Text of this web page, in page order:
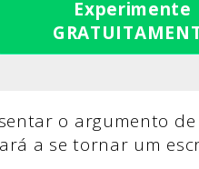
Experimente
o argumento
a se tornar um